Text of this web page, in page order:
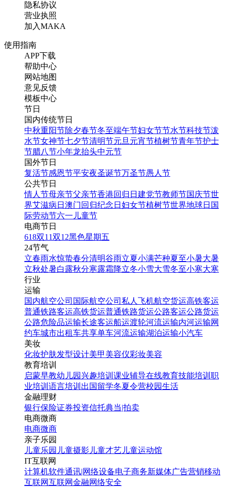
隐私协议
营业执照
加入MAKA
使用指南
APP下载
帮助中心
网站地图
意见反馈
模板中心
节日
国内传统节日
中秋重阳节除夕春节冬至端午节妇女节节水节科技节泼
水节女神节七夕节清明节元旦 元宵节植树节青年节护士
节腊八节小年龙抬头中元节
国外节日
复活节感恩节平安夜圣诞节万圣节愚人节
公共节日
情人节母亲节父亲节香港回归日 建党节教师节国庆节世
界艾滋病日 澳门回归纪念日 妇女节植树节世界地球日 国
际劳动节六一儿童节
电商节日
618双11双12黑色星期五
24节气
立春雨水惊蛰春分清明谷雨立夏小满芒种夏至小暑大暑
立秋处暑白露秋分寒露霜降立冬小雪大雪冬至小寒大寒
行业
运输
国内航空公司 国际航空公司 私人飞机航空货运高铁客运
普通铁路客运高铁货运普通铁路货运公路客运公路货运
公路危险品运输长途客运船运渡轮河流运输内河运输网
约车城市出租车共享单车河流运输湖泊运输小汽车
美妆
化妆护肤发型设计美甲 美容仪彩妆美容
教育培训
启蒙早教幼儿园 兴趣培训 课业辅导在线教育技能培训 职
业培训 语言培训 出国留学冬夏令营校园生活
金融理财
银行保险证券投资信托典当|拍卖
电商微商
电商微商
亲子乐园
儿童乐园 儿童摄影 儿童才艺 儿童运动馆
IT互联网
计算机软件通讯|网络设备电子商务新媒体广告营销移动
互联网互联网金融网络安全